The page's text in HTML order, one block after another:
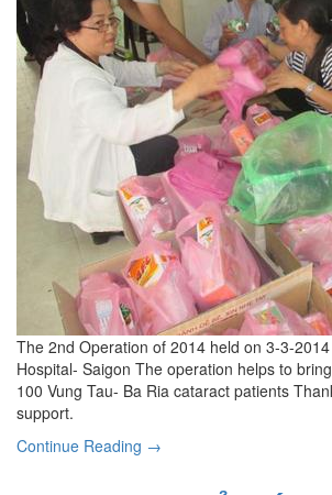
The 2nd Operation of 2014 held on 3-3-
Hospital- Saigon The operation helps to
100 Vung Tau- Ba Ria cataract patients
support.
Continue Reading →